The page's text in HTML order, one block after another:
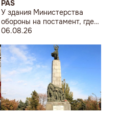
PAS
У здания Министерства
обороны на постамент, где
прежде стояла знаменитая
мужчина возложил букет
цветов.
06.08.26